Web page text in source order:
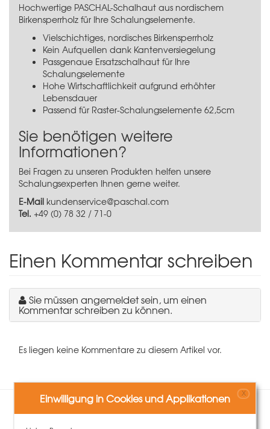
Hochwertige PASCHAL-Schalhaut aus nordischem
Birkensperrholz für Ihre Schalungselemente.
Vielschichtiges, nordisches Birkensperrholz
Kein Aufquellen dank Kantenversiegelung
Passgenaue Ersatzschalhaut für Ihre
Schalungselemente
Hohe Wirtschaftlichkeit aufgrund erhöhter
Lebensdauer
Passend für Raster-Schalungselemente 62,5cm
Sie benötigen weitere
Informationen?
Bei Fragen zu unseren Produkten helfen unsere
Schalungsexperten Ihnen gerne weiter.
E-Mail kundenservice@paschal.com
Tel. +49 (0) 78 32 / 71-0
Einen Kommentar schreiben
Sie müssen angemeldet sein, um einen
Kommentar schreiben zu können.
Es liegen keine Kommentare zu diesem Artikel vor.
Einwilligung in Cookies und Applikationen X